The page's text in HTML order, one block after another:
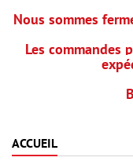
Nous sommes
Les commandes
ACCUEIL